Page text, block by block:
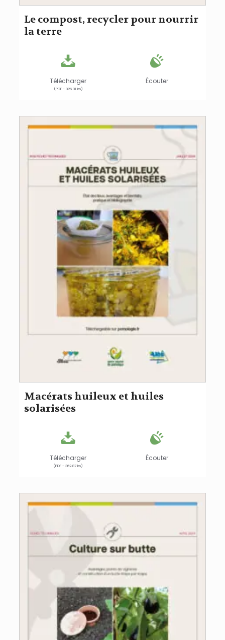
Le compost, recycler pour nourrir
la terre
Télécharger
(PDF - 326.31 ko)
Écouter
Macérats huileux et huiles
solarisées
Télécharger
(PDF - 362.87 ko)
Écouter